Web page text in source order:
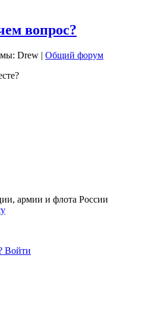
вопрос?
Drew | Общий форум
армии и флота России
Войти